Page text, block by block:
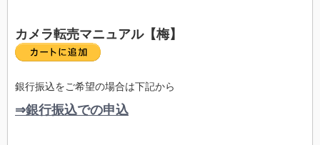
カメラ転売マニュアル【梅】
銀行振込をご希望の場合は下記から
⇒銀行振込での申込